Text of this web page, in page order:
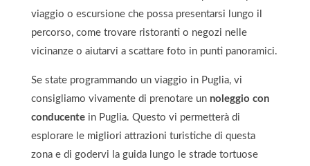
viaggio o escursione che possa presentarsi lungo il
percorso, come trovare ristoranti o negozi nelle
vicinanze o aiutarvi a scattare foto in punti panoramici.
Se state programmando un viaggio in Puglia, vi
consigliamo vivamente di prenotare un noleggio con
conducentein Puglia. Questo vi permetterà di
esplorare le migliori attrazioni turistiche di questa
zona e di godervi la guida lungo le strade tortuose